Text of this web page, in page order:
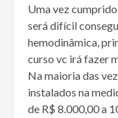
Uma vez
será difícil
hemodinâmica,
curso vc irá fazer
Na maioria das
instalados na
de R$ 8.000,00 a